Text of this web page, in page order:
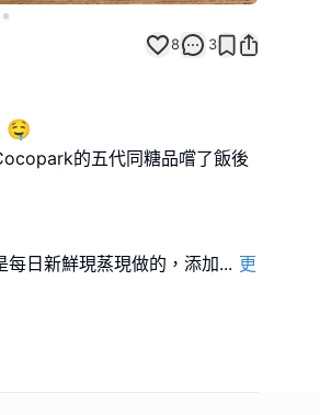
8 3
🤤
的五代同糖品嚐了飯後
日新鮮現蒸現做的，添加... 更